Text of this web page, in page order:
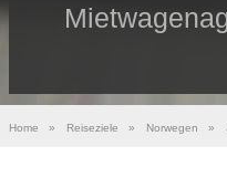
Home » Reiseziele » Norwegen »